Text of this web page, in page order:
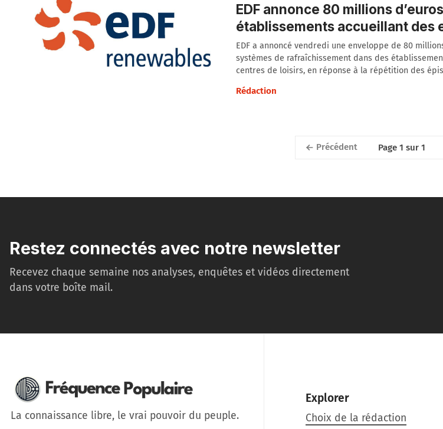
EDF annonce 80 millions
établissements accueillant des
EDF a annoncé vendredi une enveloppe de 80
systèmes de rafraîchissement dans des
centres de loisirs, en réponse à la répétition des
Rédaction
Précédent Page 1 sur 1
Restez connectés avec notre newsletter
Recevez chaque semaine nos analyses, enquêtes et vidéos directement
dans votre boîte mail.
La connaissance libre, le vrai pouvoir du peuple.
Explorer
Choix de la rédaction